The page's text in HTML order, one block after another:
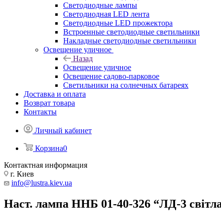
Светодиодные лампы
Светодиодная LED лента
Светодиодные LED прожектора
Встроенные светодиодные светильники
Накладные светодиодные светильники
Освещение уличное
Назад
Освещение уличное
Освещение садово-парковое
Светильники на солнечных батареях
Доставка и оплата
Возврат товара
Контакты
Личный кабинет
Корзина0
Контактная информация
г. Киев
info@lustra.kiev.ua
Наст. лампа ННБ 01-40-326 “ЛД-3